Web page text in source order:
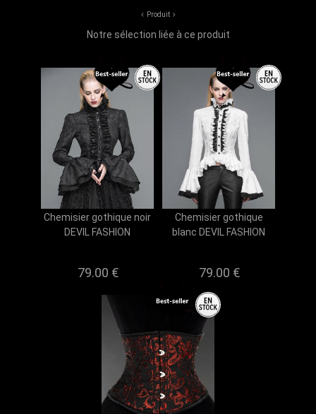
Produit
Notre sélection liée à ce produit
Chemisier gothique noir
DEVIL FASHION
79.00 €
Chemisier gothique
blanc DEVIL FASHION
79.00 €